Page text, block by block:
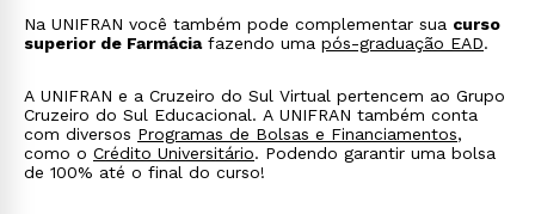
Na UNIFRAN você também pode complementar sua curso
superior de Farmáciafazendo uma pós-graduação EAD.
A UNIFRAN e a Cruzeiro do Sul Virtual pertencem ao Grupo
Cruzeiro do Sul Educacional. A UNIFRAN também conta
com diversos Programas de Bolsas e Financiamentos,
como o Crédito Universitário. Podendo garantir uma bolsa
de 100% até o final do curso!